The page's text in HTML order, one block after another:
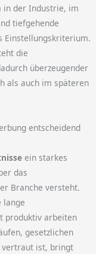
in der Industrie, im
tiefgehende
Einstellungskriterium.
die
überzeugender
als auch im späteren
entscheidend
ein starkes
das
Branche versteht.
lange
produktiv arbeiten
gesetzlichen
vertraut ist, bringt